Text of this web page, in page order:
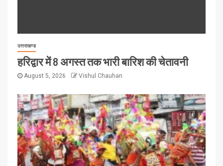
उत्तराखण्ड
हरिद्वार में 8 अगस्त तक भारी बारिश की चेतावनी
August 5, 2026 Vishul Chauhan